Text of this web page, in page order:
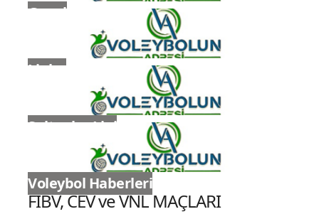
Genel
Ligler
Sultanlar Ligi
Voleybol Haberleri
FIBV, CEV ve VNL MAÇLARI